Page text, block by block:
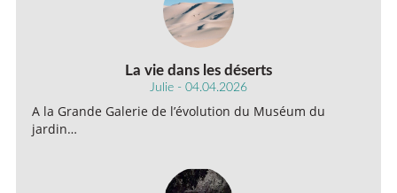
La vie dans les déserts
Julie - 04.04.2026
A la Grande Galerie de l’évolution du Muséum du
jardin…